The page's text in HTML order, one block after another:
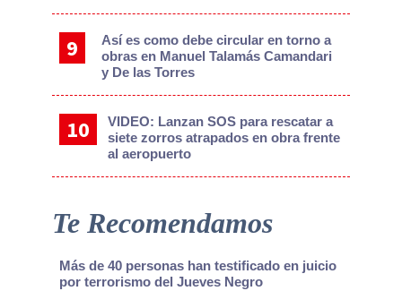
Así es como debe circular en torno a
obras en Manuel Talamás Camandari
y De las Torres
VIDEO: Lanzan SOS para rescatar a
siete zorros atrapados en obra frente
al aeropuerto
Te Recomendamos
Más de 40 personas han testificado en juicio
por terrorismo del Jueves Negro